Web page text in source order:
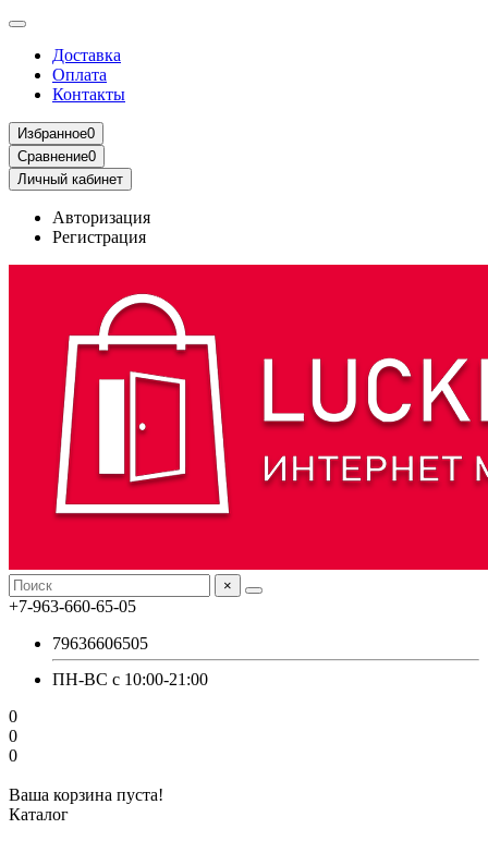
Доставка
Оплата
Контакты
Избранное0
Сравнение0
Личный кабинет
Авторизация
Регистрация
×
+7-963-660-65-05
79636606505
ПН-ВС с 10:00-21:00
0
0
0
Ваша корзина пуста!
Каталог